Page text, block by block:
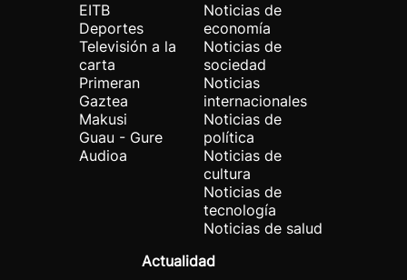
EITB
Deportes
Televisión a la
carta
Primeran
Gaztea
Makusi
Guau - Gure
Audioa
Noticias de
economía
Noticias de
sociedad
Noticias
internacionales
Noticias de
política
Noticias de
cultura
Noticias de
tecnología
Noticias de salud
Actualidad